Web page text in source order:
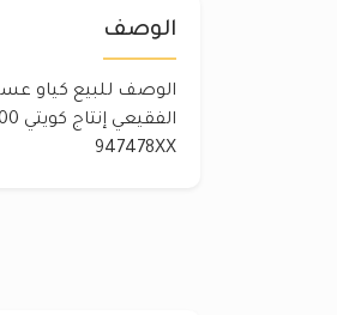
الوصف
الوصف للبيع كياو
‎947478XX